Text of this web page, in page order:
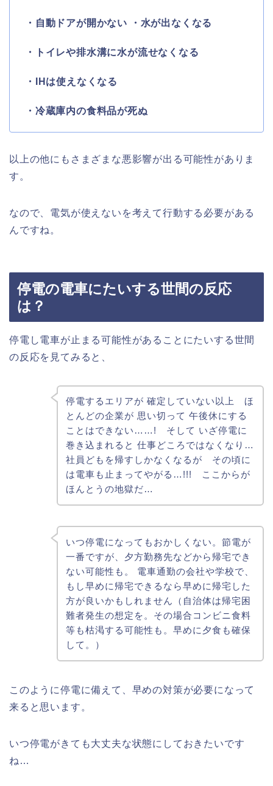
・自動ドアが開かない ・水が出なくなる
・トイレや排水溝に水が流せなくなる
・IHは使えなくなる
・冷蔵庫内の食料品が死ぬ
以上の他にもさまざまな悪影響が出る可能性がありま
す。
なので、電気が使えないを考えて行動する必要がある
んですね。
停電の電車にたいする世間の反応
は？
停電し電車が止まる可能性があることにたいする世間
の反応を見てみると、
停電するエリアが 確定していない以上 ほ
とんどの企業が 思い切って 午後休にする
ことはできない……! そして いざ停電に
巻き込まれると 仕事どころではなくなり…
社員どもを帰すしかなくなるが その頃に
は電車も止まってやがる…!!! ここからが
ほんとうの地獄だ…
いつ停電になってもおかしくない。節電が
一番ですが、夕方勤務先などから帰宅でき
ない可能性も。 電車通勤の会社や学校で、
もし早めに帰宅できるなら早めに帰宅した
方が良いかもしれません（自治体は帰宅困
難者発生の想定を。その場合コンビニ食料
等も枯渇する可能性も。早めに夕食も確保
して。）
このように停電に備えて、早めの対策が必要になって
来ると思います。
いつ停電がきても大丈夫な状態にしておきたいです
ね…